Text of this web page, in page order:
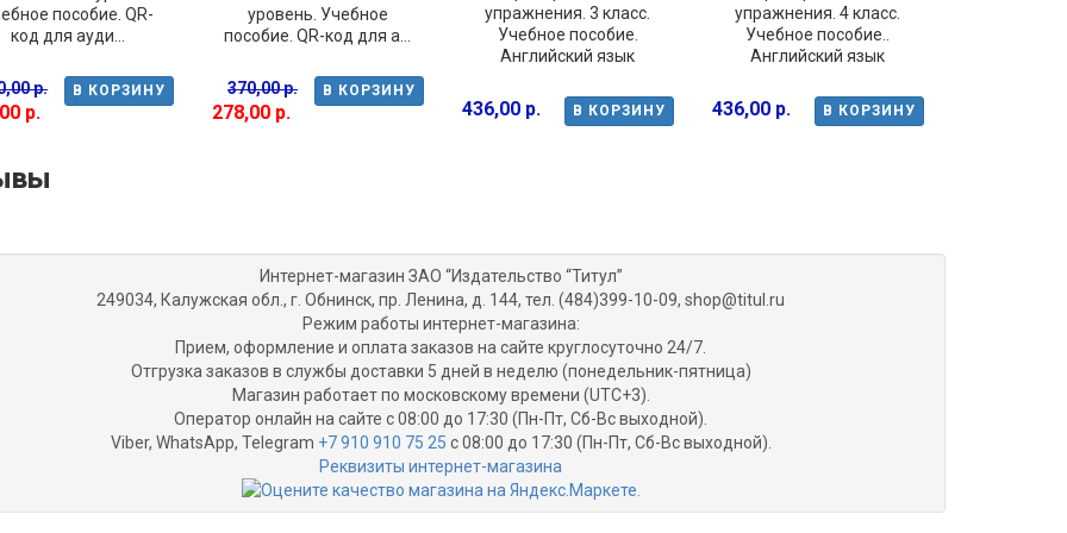
пособие. QR-
код для ауди...
В КОРЗИНУ
р.
р.
уровень. Учебное
пособие. QR-код для а...
В КОРЗИНУ
370,00 р.
278,00 р.
упражнения. 3 класс.
Учебное пособие.
Английский язык
В КОРЗИНУ
436,00 р.
упражнения. 4 класс.
Учебное пособие..
Английский язык
В КОРЗИНУ
436,00 р.
Интернет-магазин ЗАО “Издательство “Титул”
249034, Калужская обл., г. Обнинск, пр. Ленина, д. 144, тел. (484)399-10-09, shop@titul.ru
Режим работы интернет-магазина:
Прием, оформление и оплата заказов на сайте круглосуточно 24/7.
Отгрузка заказов в службы доставки 5 дней в неделю (понедельник-пятница)
Магазин работает по московскому времени (UTC+3).
Оператор онлайн на сайте с 08:00 до 17:30 (Пн-Пт, Сб-Вс выходной).
Viber, WhatsApp, Telegram +7 910 910 75 25 с 08:00 до 17:30 (Пн-Пт, Сб-Вс выходной).
Реквизиты интернет-магазина